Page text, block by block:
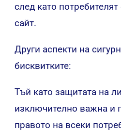
след като
сайт.
Други аспекти на
бисквитките:
Тъй като защитата на
изключително важна и
правото на всеки